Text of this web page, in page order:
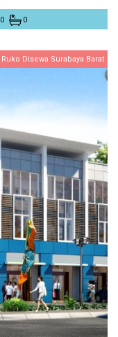
0 0
Ruko Disewa Surabaya Barat